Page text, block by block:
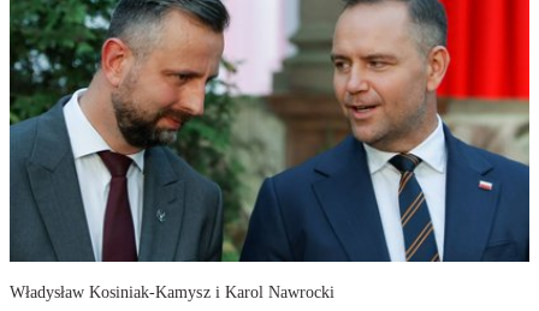
Władysław Kosiniak-Kamysz i Karol Nawrocki